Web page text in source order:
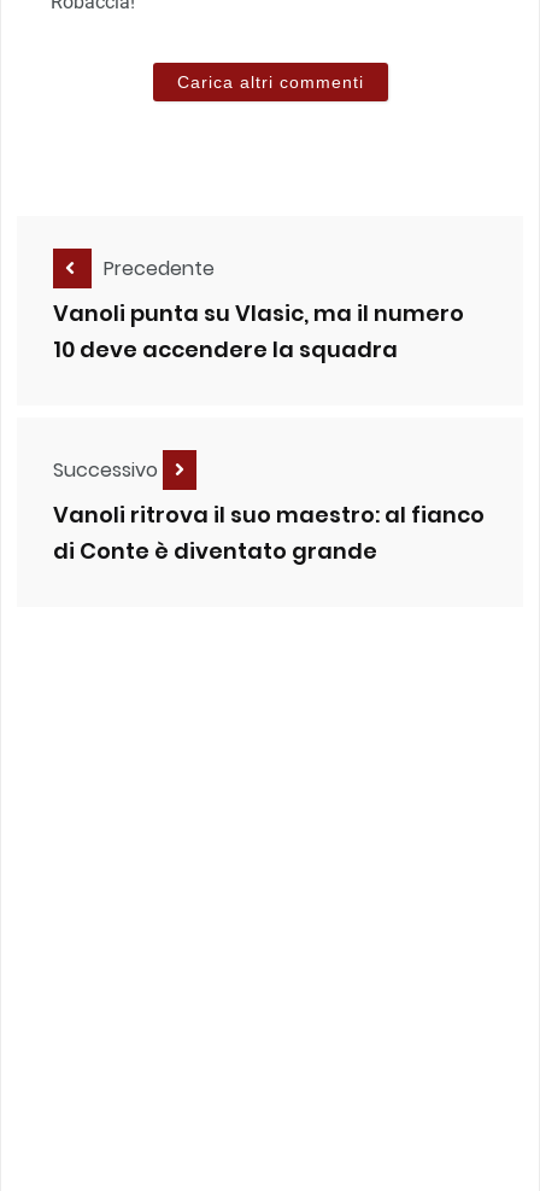
Carica altri commenti
Precedente
Vanoli punta su Vlasic, ma il numero
10 deve accendere la squadra
Successivo
Vanoli ritrova il suo maestro: al fianco
di Conte è diventato grande